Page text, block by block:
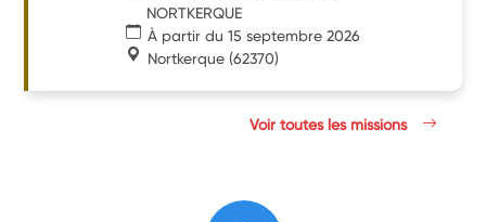
NORTKERQUE
À partir du 15 septembre 2026
Nortkerque (62370)
Voir toutes les missions